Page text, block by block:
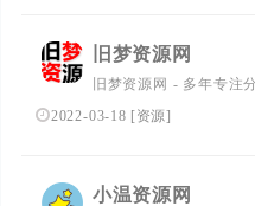
旧梦资源网
旧梦资源网 - 多年专注
他网络资源,好货不私藏！
2022-03-18 [资源]
小温资源网